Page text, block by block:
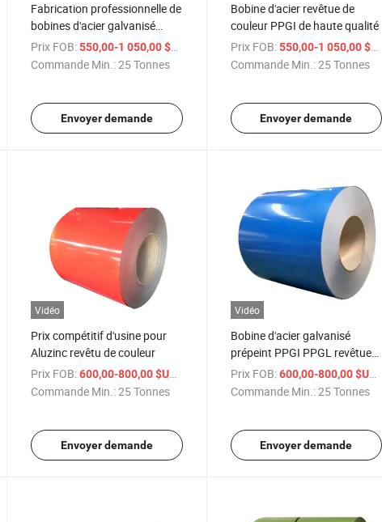
Fabrication professionnelle de
bobines d'acier galvanisé
prépeint (GI, GL, PPGI, PPGL)
Prix FOB: 550,00-1 050,00 $US
Commande Min.:25 Tonnes
Envoyer demande
Bobine d'acier revêtue de
couleur PPGI de haute qualité
Prix FOB: 550,00-1 050,00 $US
Commande Min.:25 Tonnes
Envoyer demande
Vidéo
Prix compétitif d'usine pour
Aluzinc revêtu de couleur
Prix FOB: 600,00-800,00 $US
Commande Min.:25 Tonnes
Envoyer demande
Vidéo
Bobine d'acier galvanisé
prépeint PPGI PPGL revêtue
de couleur PPGI pour tuile de
toit
Prix FOB: 600,00-800,00 $US
Commande Min.:25 Tonnes
Envoyer demande